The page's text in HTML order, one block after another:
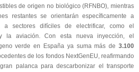
de origen no biológico (RFNBO), mientras
restantes se orientarán específicamente a
a sectores difíciles de electrificar, como el
la aviación. Con esta nueva inyección, el
verde en España ya suma más de 3.100
de los fondos NextGenEU, reafirmando
palanca para descarbonizar el transporte